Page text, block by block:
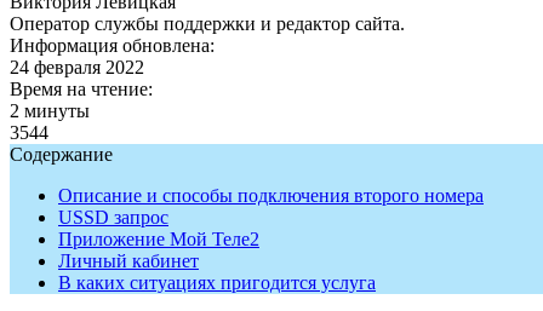
Оператор службы поддержки и редактор сайта.
Информация обновлена:
24 февраля 2022
Время на чтение:
2 минуты
3544
Содержание
Описание и способы подключения второго номера
USSD запрос
Приложение Мой Теле2
Личный кабинет
В каких ситуациях пригодится услуга